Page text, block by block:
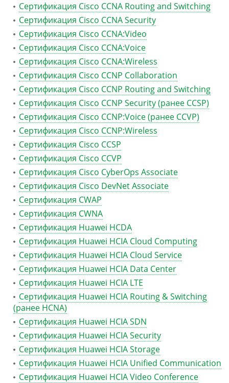
Сертификация Cisco CCNA Routing and Switching
Сертификация Cisco CCNA Security
Сертификация Cisco CCNA:Video
Сертификация Cisco CCNA:Voice
Сертификация Cisco CCNA:Wireless
Сертификация Cisco CCNP Collaboration
Сертификация Cisco CCNP Routing and Switching
Сертификация Cisco CCNP Security (ранее CCSP)
Сертификация Cisco CCNP:Voice (ранее CCVP)
Сертификация Cisco CCNP:Wireless
Сертификация Cisco CCSP
Сертификация Cisco CCVP
Сертификация Cisco CyberOps Associate
Сертификация Cisco DevNet Associate
Сертификация CWAP
Сертификация CWNA
Сертификация Huawei HCDA
Сертификация Huawei HCIA Cloud Computing
Сертификация Huawei HCIA Cloud Service
Сертификация Huawei HCIA Data Center
Сертификация Huawei HCIA LTE
Сертификация Huawei HCIA Routing & Switching
(ранее HCNA)
Сертификация Huawei HCIA SDN
Сертификация Huawei HCIA Security
Сертификация Huawei HCIA Storage
Сертификация Huawei HCIA Unified Communication
Сертификация Huawei HCIA Video Conference